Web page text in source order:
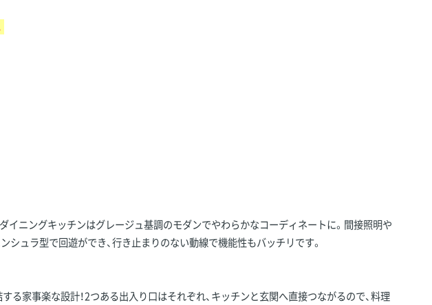
ニングキッチンはグレージュ基調のモダンでやわらかなコーディネートに。間接照明や
ュラ型で回遊ができ、行き止まりのない動線で機能性もバッチリです。
家事楽な設計！2つある出入り口はそれぞれ、キッチンと玄関へ直接つながるので、料理